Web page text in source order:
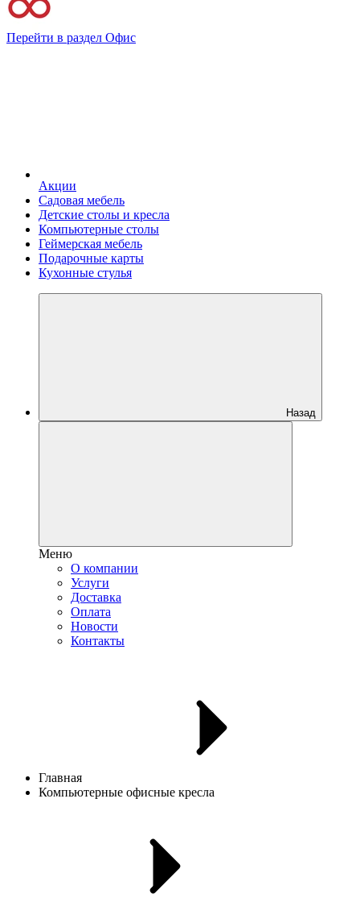
Перейти в раздел Офис
Акции
Садовая мебель
Детские столы и кресла
Компьютерные столы
Геймерская мебель
Подарочные карты
Кухонные стулья
Назад
Меню
О компании
Услуги
Доставка
Оплата
Новости
Контакты
Главная
Компьютерные офисные кресла